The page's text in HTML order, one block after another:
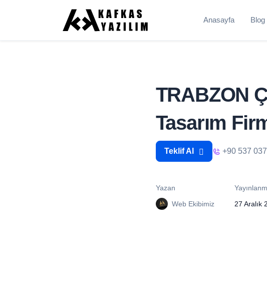
Anasayfa Blog
TRABZON
Tasarım
Teklif Al +90 537
Yazan
Web Ekibimiz
27 Aralık